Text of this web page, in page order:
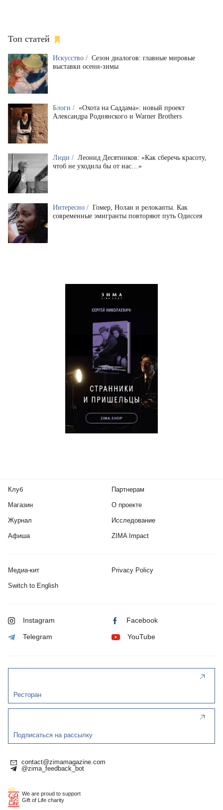
Топ статей
Искусство / Сезон диалогов: главные мировые
выставки осени-зимы
Блоги / «Охота на Саддама»: новый проект
Александра Роднянского и Warner Brothers
Люди / Леонид Десятников: «Как сберечь красоту,
чтоб не уходила бы от нас…»
Интересно / Гомер, Нолан и релоканты. Как
современные эмигранты повторяют путь Одиссея
Клуб
Магазин
Журнал
Афиша
Партнерам
О проекте
Исследование
ZIMA Impact
Медиа-кит Privacy Policy
Switch to English
Instagram Facebook
Telegram YouTube
Ресторан
Подписаться на рассылку
contact@zimamagazine.com
@zima_feedback_bot
We are proud to support
Gift of Life charity